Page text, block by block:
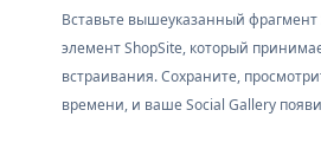
Вставьте вышеуказанный
элемент ShopSite, который
встраивания. Сохраните,
времени, и ваше Social Gallery